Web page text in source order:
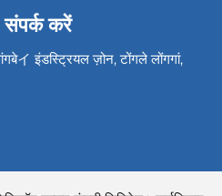
करें
イ इंडस्ट्रियल ज़ोन, टोंगले लोंगगां,